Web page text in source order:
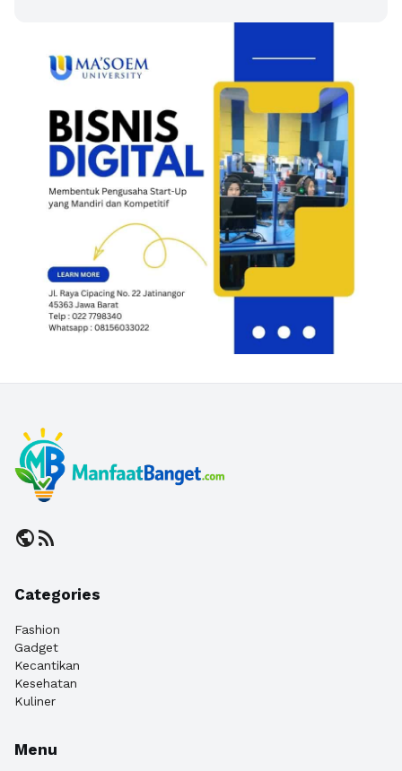
publicrss_feed
Categories
Fashion
Gadget
Kecantikan
Kesehatan
Kuliner
Menu